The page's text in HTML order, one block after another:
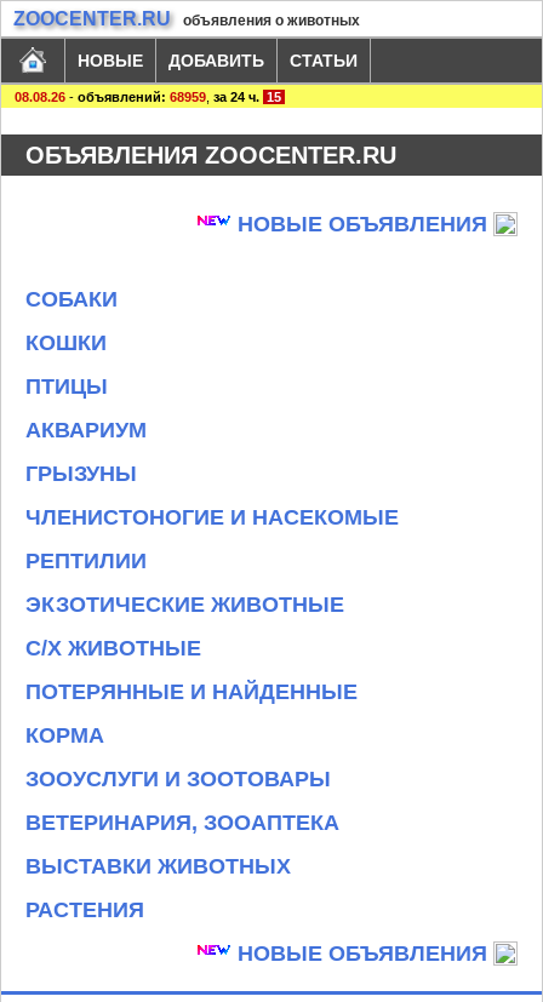
ZOOCENTER.RU объявления о животных
НОВЫЕ ДОБАВИТЬ СТАТЬИ
08.08.26 - объявлений: 68959 за 24 ч. 15
ОБЪЯВЛЕНИЯ ZOOCENTER.RU
НОВЫЕ ОБЪЯВЛЕНИЯ
СОБАКИ
КОШКИ
ПТИЦЫ
АКВАРИУМ
ГРЫЗУНЫ
ЧЛЕНИСТОНОГИЕ И НАСЕКОМЫЕ
РЕПТИЛИИ
ЭКЗОТИЧЕСКИЕ ЖИВОТНЫЕ
С/Х ЖИВОТНЫЕ
ПОТЕРЯННЫЕ И НАЙДЕННЫЕ
КОРМА
ЗООУСЛУГИ И ЗООТОВАРЫ
ВЕТЕРИНАРИЯ, ЗООАПТЕКА
ВЫСТАВКИ ЖИВОТНЫХ
РАСТЕНИЯ
НОВЫЕ ОБЪЯВЛЕНИЯ